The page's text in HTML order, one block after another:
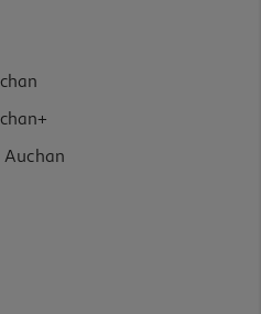
Auchan